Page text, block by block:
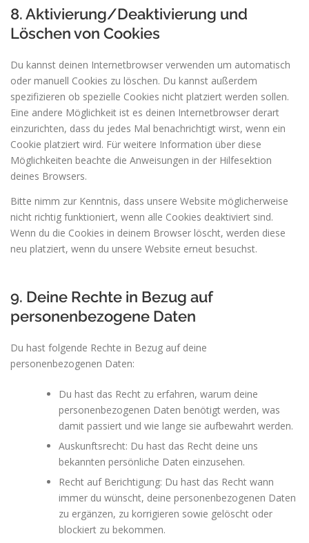
8. Aktivierung/Deaktivierung und
Löschen von Cookies
Du kannst deinen Internetbrowser verwenden um automatisch
oder manuell Cookies zu löschen. Du kannst außerdem
spezifizieren ob spezielle Cookies nicht platziert werden sollen.
Eine andere Möglichkeit ist es deinen Internetbrowser derart
einzurichten, dass du jedes Mal benachrichtigt wirst, wenn ein
Cookie platziert wird. Für weitere Information über diese
Möglichkeiten beachte die Anweisungen in der Hilfesektion
deines Browsers.
Bitte nimm zur Kenntnis, dass unsere Website möglicherweise
nicht richtig funktioniert, wenn alle Cookies deaktiviert sind.
Wenn du die Cookies in deinem Browser löscht, werden diese
neu platziert, wenn du unsere Website erneut besuchst.
9. Deine Rechte in Bezug auf
personenbezogene Daten
Du hast folgende Rechte in Bezug auf deine
personenbezogenen Daten:
Du hast das Recht zu erfahren, warum deine
personenbezogenen Daten benötigt werden, was
damit passiert und wie lange sie aufbewahrt werden.
Auskunftsrecht: Du hast das Recht deine uns
bekannten persönliche Daten einzusehen.
Recht auf Berichtigung: Du hast das Recht wann
immer du wünscht, deine personenbezogenen Daten
zu ergänzen, zu korrigieren sowie gelöscht oder
blockiert zu bekommen.